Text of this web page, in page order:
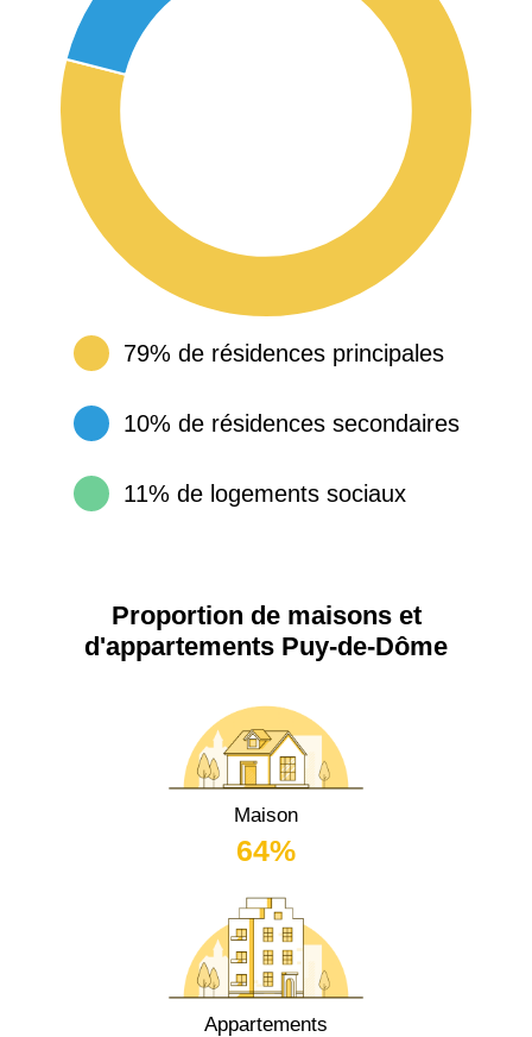
79% de résidences principales
10% de résidences secondaires
11% de logements sociaux
Proportion de maisons et
d'appartements Puy-de-Dôme
Maison
64%
Appartements